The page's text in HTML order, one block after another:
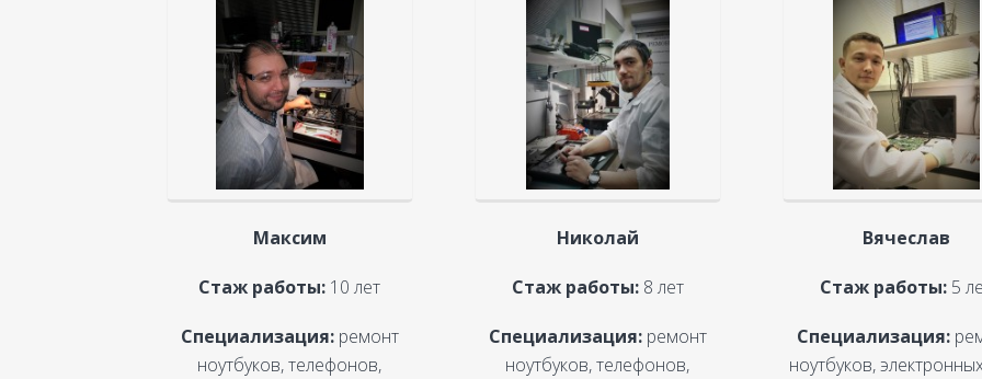
Максим
Стаж работы: 10 лет
Специализация:ремонт
ноутбуков, телефонов,
Николай
Стаж работы:8 лет
Специализация:ремонт
ноутбуков, телефонов,
Вячеслав
Стаж работы: 5
Специализация:
ноутбуков,